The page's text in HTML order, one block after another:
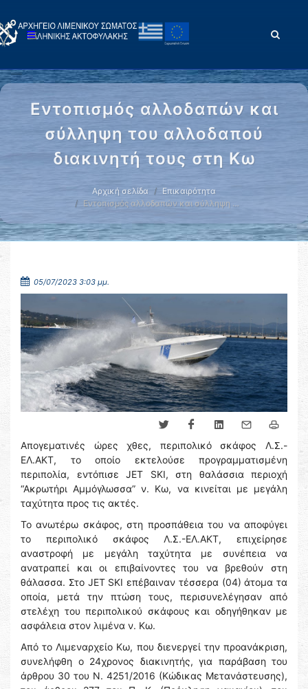
Εντοπισμός αλλοδαπών και
σύλληψη του αλλοδαπού
διακινητή τους στη Κω
Αρχική σελίδα
Επικαιρότητα
Εντοπισμός αλλοδαπών και σύλληψη …
05/07/2023 3:03 μμ.
Απογεματινές ώρες χθες, περιπολικό σκάφος Λ.Σ.-
ΕΛ.ΑΚΤ, το οποίο εκτελούσε προγραμματισμένη
περιπολία, εντόπισε JET SKI, στη θαλάσσια περιοχή
“Ακρωτήρι Αμμόγλωσσα” ν. Κω, να κινείται με μεγάλη
ταχύτητα προς τις ακτές.
Το ανωτέρω σκάφος, στη προσπάθεια του να αποφύγει
το περιπολικό σκάφος Λ.Σ.-ΕΛ.ΑΚΤ, επιχείρησε
αναστροφή με μεγάλη ταχύτητα με συνέπεια να
ανατραπεί και οι επιβαίνοντες του να βρεθούν στη
θάλασσα. Στο JET SKI επέβαιναν τέσσερα (04) άτομα τα
οποία, μετά την πτώση τους, περισυνελέγησαν από
στελέχη του περιπολικού σκάφους και οδηγήθηκαν με
ασφάλεια στον λιμένα ν. Κω.
Από το Λιμεναρχείο Κω, που διενεργεί την προανάκριση,
συνελήφθη ο 24χρονος διακινητής, για παράβαση του
άρθρου 30 του Ν. 4251/2016 (Κώδικας Μετανάστευσης),